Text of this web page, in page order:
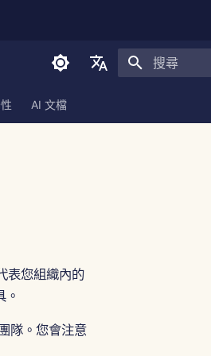
English
Italiano
한국어
AI 文檔
表您組織內的
隊。您會注意